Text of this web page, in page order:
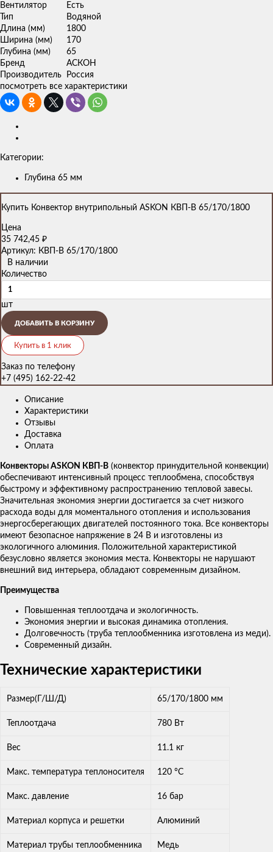
Вентилятор
Есть
Тип
Водяной
Длина (мм)
1800
Ширина (мм)
170
Глубина (мм)
65
Бренд
АСКОН
Производитель
Россия
посмотреть все характеристики
Категории:
Глубина 65 мм
Купить Конвектор внутрипольный ASKON КВП-В 65/170/1800
Цена
35 742,45 ₽
Артикул: КВП-В 65/170/1800
В наличии
Количество
шт
ДОБАВИТЬ В КОРЗИНУ
Купить в 1 клик
Заказ по телефону
+7 (495) 162-22-42
Описание
Характеристики
Отзывы
Доставка
Оплата
Конвекторы ASKON КВП-В (конвектор принудительной конвекции)
обеспечивают интенсивный процесс теплообмена, способствуя
быстрому и эффективному распространению тепловой завесы.
Значительная экономия энергии достигается за счет низкого
расхода воды для моментального отопления и использования
энергосберегающих двигателей постоянного тока. Все конвекторы
имеют безопасное напряжение в 24 В и изготовлены из
экологичного алюминия. Положительной характеристикой
безусловно является экономия места. Конвекторы не нарушают
внешний вид интерьера, обладают современным дизайном.
Преимущества
Повышенная теплоотдача и экологичность.
Экономия энергии и высокая динамика отопления.
Долговечность (труба теплообменника изготовлена из меди).
Современный дизайн.
Технические характеристики
Размер(Г/Ш/Д) 65/170/1800 мм
Теплоотдача 780 Вт
Вес 11.1 кг
Макс. температура теплоносителя 120 °С
Макс. давление 16 бар
Материал корпуса и решетки Алюминий
Материал трубы теплообменника Медь